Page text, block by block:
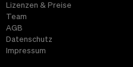
Lizenzen & Preise
Team
AGB
Datenschutz
Impressum